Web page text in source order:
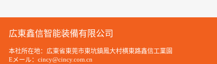
広東鑫信智能装備有限公司
本社所在地：広東省東莞市東坑鎮鳳大村横東路鑫信工業園
Eメール：cincy@cincy.com.cn